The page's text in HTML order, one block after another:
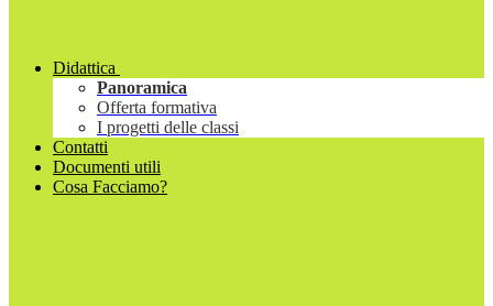
Didattica
Panoramica
Offerta formativa
I progetti delle classi
Contatti
Documenti utili
Cosa Facciamo?